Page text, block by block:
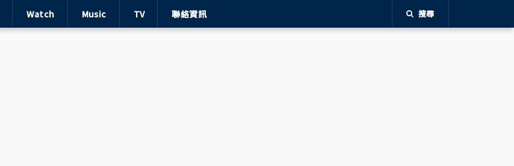
Watch Music TV 聯絡資訊 搜尋